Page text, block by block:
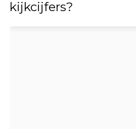
kijkcijfers?